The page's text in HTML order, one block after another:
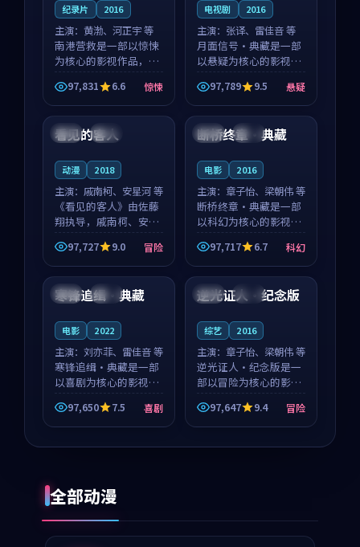
纪录片 2016
主演： 黄渤、河正宇 等
南港营救是一部以惊悚
为核心的影视作品，围
绕危机、反转与人物成
长展开，整体节奏紧
凑，值得推荐观看。
97,831 6.6 惊悚
电视剧 2016
主演： 张译、雷佳音 等
月面信号·典藏是一部
以悬疑为核心的影视作
品，围绕危机、反转与
人物成长展开，整体节
奏紧凑，值得推荐观
看。
97,789 9.5 悬疑
泰国 完结
看见的客人
动漫 2018
主演： 戚南柯、安星河 等
《看见的客人》由佐藤
翔执导，戚南柯、安星
河领衔主演，是一部
2018年上映的泰国冒险
动漫。影片以海岸抒情
为切入，呈现一段从初
遇到告别都浸着真实情
97,727 9.0 冒险
韩国 热播
断桥终章·典藏
电影 2016
主演： 章子怡、梁朝伟 等
断桥终章·典藏是一部
以科幻为核心的影视作
品，围绕危机、反转与
人物成长展开，整体节
奏紧凑，值得推荐观
97,717 6.7 科幻
中国 完结
寒锋追缉·典藏
电影 2022
主演： 刘亦菲、雷佳音 等
寒锋追缉·典藏是一部
以喜剧为核心的影视作
品，围绕危机、反转与
人物成长展开，整体节
奏紧凑，值得推荐观
97,650 7.5 喜剧
英国 完结
逆光证人·纪念版
综艺 2016
主演： 章子怡、梁朝伟 等
逆光证人·纪念版是一
部以冒险为核心的影视
作品，围绕危机、反转
与人物成长展开，整体
节奏紧凑，值得推荐观
97,647 9.4 冒险
全部动漫